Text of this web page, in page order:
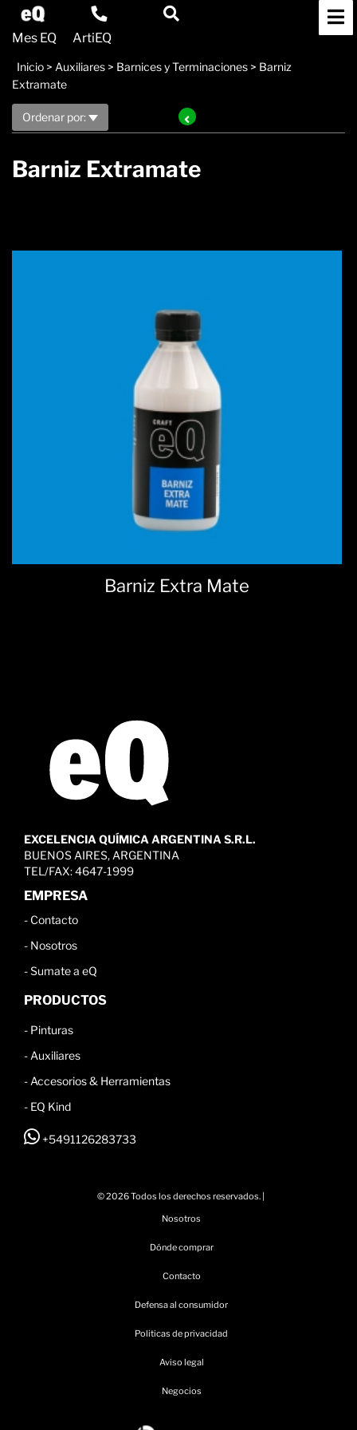
Mes EQ ArtiEQ
Inicio > Auxiliares > Barnices y Terminaciones > Barniz
Extramate
Ordenar por:
Barniz Extramate
Barniz Extra Mate
EXCELENCIA QUÍMICA ARGENTINA S.R.L.
BUENOS AIRES, ARGENTINA
TEL/FAX: 4647-1999
EMPRESA
- Contacto
- Nosotros
-Sumate a eQ
PRODUCTOS
- Pinturas
- Auxiliares
- Accesorios & Herramientas
- EQ Kind
+5491126283733
© 2026 Todos los derechos reservados. |
Nosotros
Dónde comprar
Contacto
Defensa al consumidor
Politicas de privacidad
Aviso legal
Negocios